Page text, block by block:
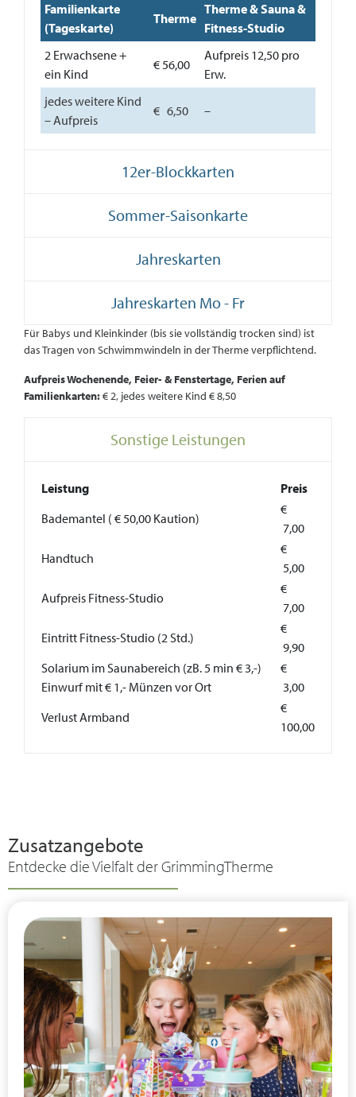
Familienkarte
(Tageskarte)
Therme
Therme & Sauna &
Fitness-Studio
2 Erwachsene +
ein Kind
€ 56,00
Aufpreis 12,50 pro
Erw.
jedes weitere Kind
– Aufpreis
€ 6,50 –
12er-Blockkarten
Sommer-Saisonkarte
Jahreskarten
Jahreskarten Mo - Fr
Für Babys und Kleinkinder (bis sie vollständig trocken sind) ist
das Tragen von Schwimmwindeln in der Therme verpflichtend.
Aufpreis Wochenende, Feier- & Fenstertage, Ferien auf
Familienkarten:€ 2, jedes weitere Kind € 8,50
Sonstige Leistungen
Leistung
Preis
Bademantel ( € 50,00 Kaution)
€
7,00
Handtuch
€
5,00
Aufpreis Fitness-Studio
€
7,00
Eintritt Fitness-Studio (2 Std.)
€
9,90
Solarium im Saunabereich (zB. 5 min € 3,-)
Einwurf mit € 1,- Münzen vor Ort
€
3,00
Verlust Armband
€
100,00
Zusatzangebote
Entdecke die Vielfalt der GrimmingTherme